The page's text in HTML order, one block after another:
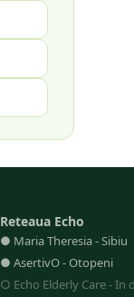
Reteaua Echo
● Maria Theresia-Sibiu
● AsertivO-Otopeni
○ Echo Elderly Care-In